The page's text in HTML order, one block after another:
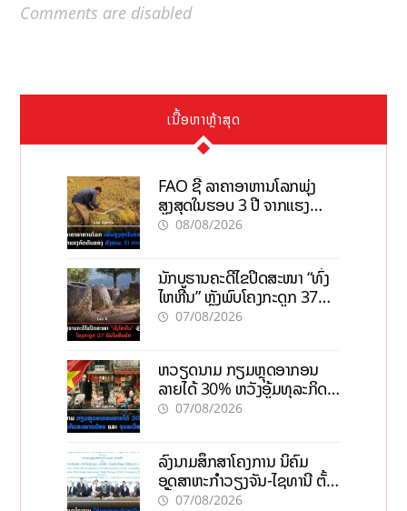
Comments are disabled
ເນື້ອຫາຫຼ້າສຸດ
FAO ຊີ້ ລາຄາອາຫານໂລກພຸ່ງ
ສູງສຸດໃນຮອບ 3 ປີ ຈາກແຮງ
ກົດດັນຂອງສົງຄາມ, El nino
08/08/2026
ນັກບູຮານຄະດີໄຂປິດສະໜາ “ທົ່ງ
ໄຫຫີນ” ຫຼັງພົບໂຄງກະດູກ 37
ຄົນໃນຫີນຍັກ
07/08/2026
ຫວຽດນາມ ກຽມຫຼຸດອາກອນ
ລາຍໄດ້ 30% ຫວັງອູ້ມທຸລະກິດ
ຂະໜາດນ້ອຍ ແລະ ຈຸນລະ
07/08/2026
ລົງນາມສຶກສາໂຄງການ ນິຄົມ
ອຸດສາຫະກຳວຽງຈັນ-ໄຊທານີ ຕັ້ງ
ເປົ້າດຶງທຶນ 150 ລ້ານໂດລາ, ສ້າງ
07/08/2026